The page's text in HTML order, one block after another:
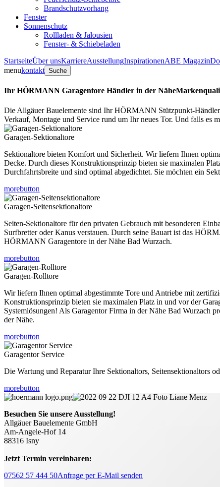
Brandschutzvorhang
Fenster
Sonnenschutz
Rollladen & Jalousien
Fenster- & Schiebeladen
StartseiteÜber unsKarriereAusstellungInspirationenABE Magazin
menukontakt Suche
Ihr HÖRMANN Garagentore Händler in der Nähe
Die Allgäuer Bauelemente sind Ihr HÖRMANN Stützpunkt-
Verkauf, Montage und Service rund um Ihr neues Tor. Und falls
Garagen-Sektionaltore
Sektionaltore bieten Komfort und Sicherheit. Wir liefern Ihnen
Decke. Durch dieses Konstruktionsprinzip bieten sie maximalen
Durchfahrtsbreite und sind optimal abgedichtet. Sie möchten ein
morebutton
Garagen-Seitensektionaltore
Seiten-Sektionaltore für den privaten Gebrauch mit besonderen
Surfbretter oder Kanus verstauen. Durch seine Bauart ist das
HÖRMANN Garagentore in der Nähe Bad Wurzach.
morebutton
Garagen-Rolltore
Wir liefern Ihnen optimal abgestimmte Tore und Antriebe mit
Konstruktionsprinzip bieten sie maximalen Platz in und vor der
Systemlösungen! Als Garagentor Firma in der Nähe Bad Wurzach
der Nähe.
morebutton
Garagentor Service
Die Wartung und Reparatur Ihre Sektionaltors, Seitensektionaltors
morebutton
Besuchen Sie unsere Ausstellung!
Allgäuer Bauelemente GmbH
Am-Angele-Hof 14
88316 Isny
Jetzt Termin vereinbaren:
07562 57 444 50Anfrage per E-Mail senden